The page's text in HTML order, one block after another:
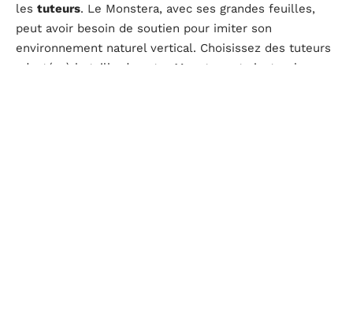
les tuteurs. Le Monstera, avec ses grandes feuilles,
peut avoir besoin de soutien pour imiter son
environnement naturel vertical. Choisissez des tuteurs
adaptés à la taille de votre Monstera et ajustez-les au